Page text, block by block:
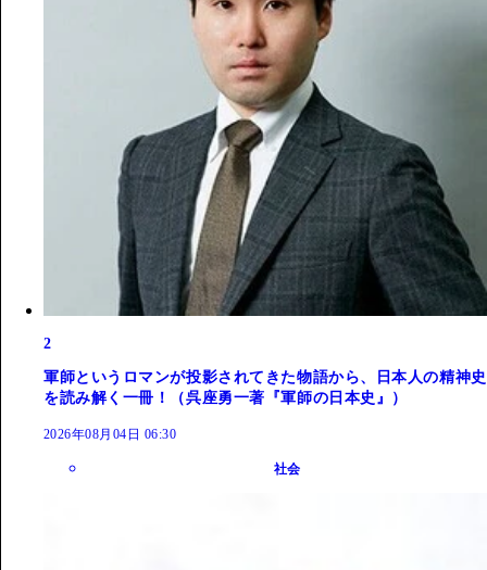
2
軍師というロマンが投影されてきた物語から、日本人の精神史
を読み解く一冊！（呉座勇一著『軍師の日本史』）
2026年08月04日 06:30
社会